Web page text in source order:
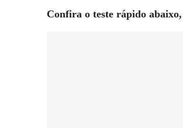
Confira o teste rápido